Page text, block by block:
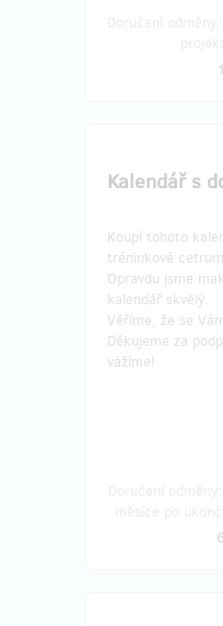
Kalendář s
Koupí tohoto
tréninkové
Opravdu jsme
kalendář skvělý.
Věříme, že se
Děkujeme za
vážíme!